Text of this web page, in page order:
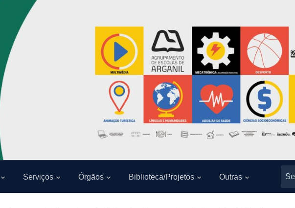
Serviços Órgãos Biblioteca/Projetos Outras
for: